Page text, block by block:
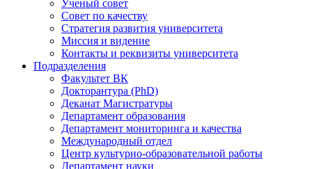
Ученый совет
Совет по качеству
Стратегия развития университета
Миссия и видение
Контакты и реквизиты университета
Подразделения
Факультет ВК
Докторантура (PhD)
Деканат Магистратуры
Департамент образования
Департамент мониторинга и качества
Международный отдел
Центр культурно-образовательной работы
Департамент науки